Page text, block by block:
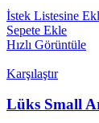
İstek Listesine
Sepete Ekle
Hızlı Görüntüle
Karşılaştır
Lüks Small